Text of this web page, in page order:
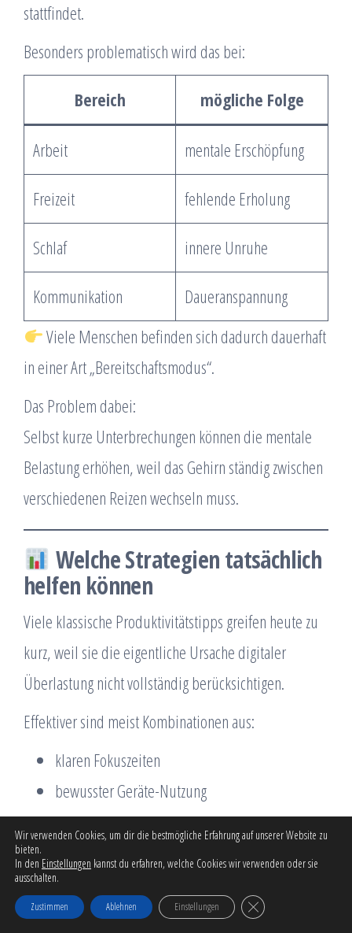
stattfindet.
Besonders problematisch wird das bei:
Bereich mögliche Folge
Arbeit mentale Erschöpfung
Freizeit fehlende Erholung
Schlaf innere Unruhe
Kommunikation
Daueranspannung
Viele Menschen befinden sich dadurch dauerhaft
in einer Art „Bereitschaftsmodus“.
Das Problem dabei:
Selbst kurze Unterbrechungen können die mentale
Belastung erhöhen, weil das Gehirn ständig zwischen
verschiedenen Reizen wechseln muss.
Welche Strategien tatsächlich
helfen können
Viele klassische Produktivitätstipps greifen heute zu
kurz, weil sie die eigentliche Ursache digitaler
Überlastung nicht vollständig berücksichtigen.
Effektiver sind meist Kombinationen aus:
klaren Fokuszeiten
bewusster Geräte-Nutzung
Reduktion unnötiger Benachrichtigungen
digitalen Ruhephasen
Besonders wichtig:
Wir verwenden Cookies, um dir die bestmögliche Erfahrung auf unserer Website zu
bieten.
In den Einstellungen kannst du erfahren, welche Cookies wir verwenden oder sie
ausschalten.
Zustimmen Ablehnen Einstellungen GDPR Cookie-Banner